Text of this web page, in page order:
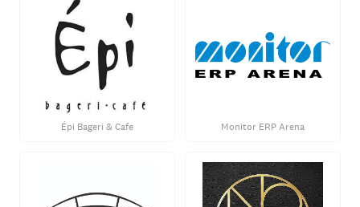
Épi Bageri & Cafe Monitor ERP Arena